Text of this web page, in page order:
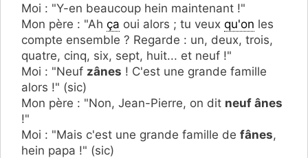
Moi : "Y-en beaucoup hein maintenant !"
Mon père : "Ah ça oui alors ; tu veux qu'on les
compte ensemble ? Regarde : un, deux, trois,
quatre, cinq, six, sept, huit... et neuf !"
Moi : "Neuf zânes ! C'est une grande famille
alors !" (sic)
Mon père : "Non, Jean-Pierre, on dit neuf ânes
!"
Moi : "Mais c'est une grande famille de fânes,
hein papa !" (sic)